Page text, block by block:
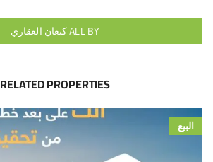
ALL BY كنعان العقاري
RELATED PROPERTIES
البيع